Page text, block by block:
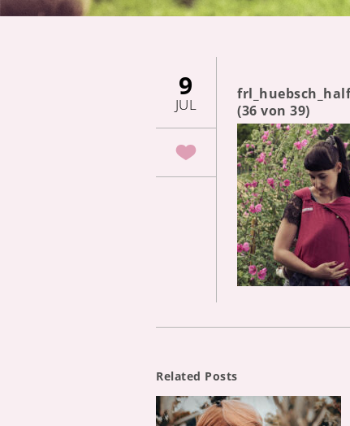
9
JUL
(36 von 39)
Related Posts